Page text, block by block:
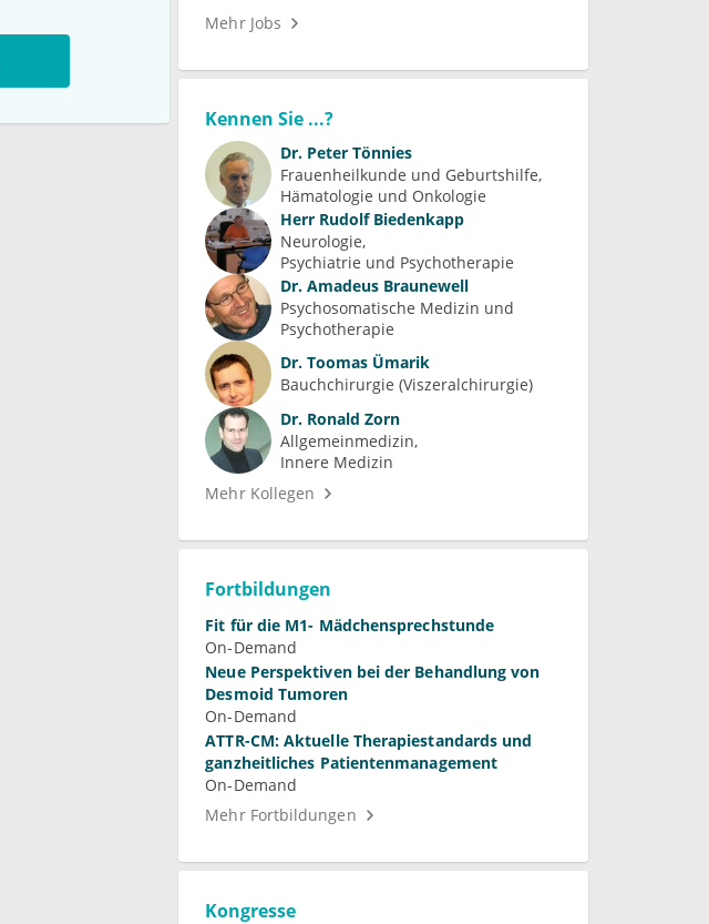
Mehr Jobs
Kennen Sie ...?
Dr. Peter Tönnies
Frauenheilkunde und Geburtshilfe
Hämatologie und Onkologie
Herr Rudolf Biedenkapp
Neurologie
Psychiatrie und Psychotherapie
Dr. Amadeus Braunewell
Psychosomatische Medizin und
Psychotherapie
Dr. Toomas Ümarik
Bauchchirurgie (Viszeralchirurgie)
Dr. Ronald Zorn
Allgemeinmedizin
Innere Medizin
Mehr Kollegen
Fortbildungen
Fit für die M1- Mädchensprechstunde
On-Demand
Neue Perspektiven bei der Behandlung von
Desmoid Tumoren
On-Demand
ATTR-CM: Aktuelle Therapiestandards und
ganzheitliches Patientenmanagement
On-Demand
Mehr Fortbildungen
Kongresse